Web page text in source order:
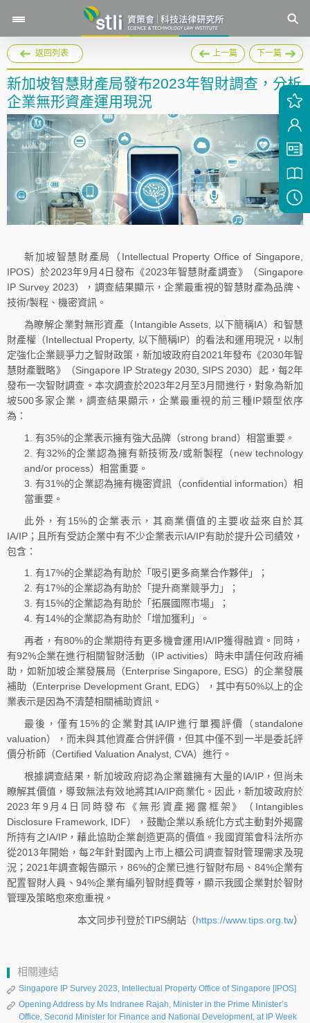
返回列表 上一篇 下一篇
新加坡智慧財產局發布2023年智財調查，分析
企業無形資產運用現況
新加坡智慧財產局（Intellectual Property Office of Singapore,
IPOS）於2023年9月4日發布《2023年智慧財產調查》（Singapore
IP Survey 2023），調查結果顯示，企業最重視的智慧財產為品牌、
技術/製程、機密資訊。
為瞭解企業對無形資產（Intangible Assets, 以下簡稱IA）和智慧
財產權（Intellectual Property, 以下簡稱IP）的看法和運用現況，以制
定強化企業競爭力之智財政策，新加坡政府自2021年發布《2030年智
慧財產戰略》（Singapore IP Strategy 2030, SIPS 2030）起，每2年
發布一次智財調查。本次調查於2023年2月至3月間進行，對象為新加
坡500多家企業，調查結果顯示，企業最重視的前三種IP類型依序
為：
1. 有35%的企業表示擁有強大品牌（strong brand）相當重要。
2. 有32%的企業認為擁有新技術及/或新製程（new technology
and/or process）相當重要。
3. 有31%的企業認為擁有機密資訊（confidential information）相
當重要。
此外，有15%的企業表示，其商業價值的主要收益來自於其
IA/IP；且所有受訪企業中有不少企業表示IA/IP有助於提升公司績效，
包含：
1. 有17%的企業認為有助於「吸引更多商業合作夥伴」；
2. 有17%的企業認為有助於「提升商業競爭力」；
3. 有15%的企業認為有助於「拓展國際市場」；
4. 有14%的企業認為有助於「增加獲利」。
再者，有80%的企業期待有更多機會運用IA/IP獲得融資。同時，
有92%企業在進行相關智財活動（IP activities）時未申請任何政府補
助，如新加坡企業發展局（Enterprise Singapore, ESG）的企業發展
補助（Enterprise Development Grant, EDG），其中有50%以上的企
業表示是因為不清楚相關補助資訊。
最後，僅有15%的企業對其IA/IP進行單獨評價（standalone
valuation），而未與其他資產合併評價，但其中僅不到一半是委託評
價分析師（Certified Valuation Analyst, CVA）進行。
根據調查結果，新加坡政府認為企業雖擁有大量的IA/IP，但尚未
瞭解其價值，導致無法有效地將其IA/IP商業化。因此，新加坡政府於
2023年9月4日同時發布《無形資產揭露框架》（Intangibles
Disclosure Framework, IDF），鼓勵企業以系統化方式主動對外揭露
所持有之IA/IP，藉此協助企業創造更高的價值。我國資策會科法所亦
從2013年開始，每2年針對國內上市上櫃公司調查智財管理需求及現
況；2021年調查報告顯示，86%的企業已進行智財布局、84%企業有
配置智財人員、94%企業有編列智財經費等，顯示我國企業對於智財
管理及策略愈來愈重視。
本文同步刊登於TIPS網站（https://www.tips.org.tw）
相關連結
Singapore IP Survey 2023, Intellectual Property Office of Singapore [IPOS]
Opening Address by Ms Indranee Rajah, Minister in the Prime Minister’s
Office, Second Minister for Finance and National Development, at IP Week